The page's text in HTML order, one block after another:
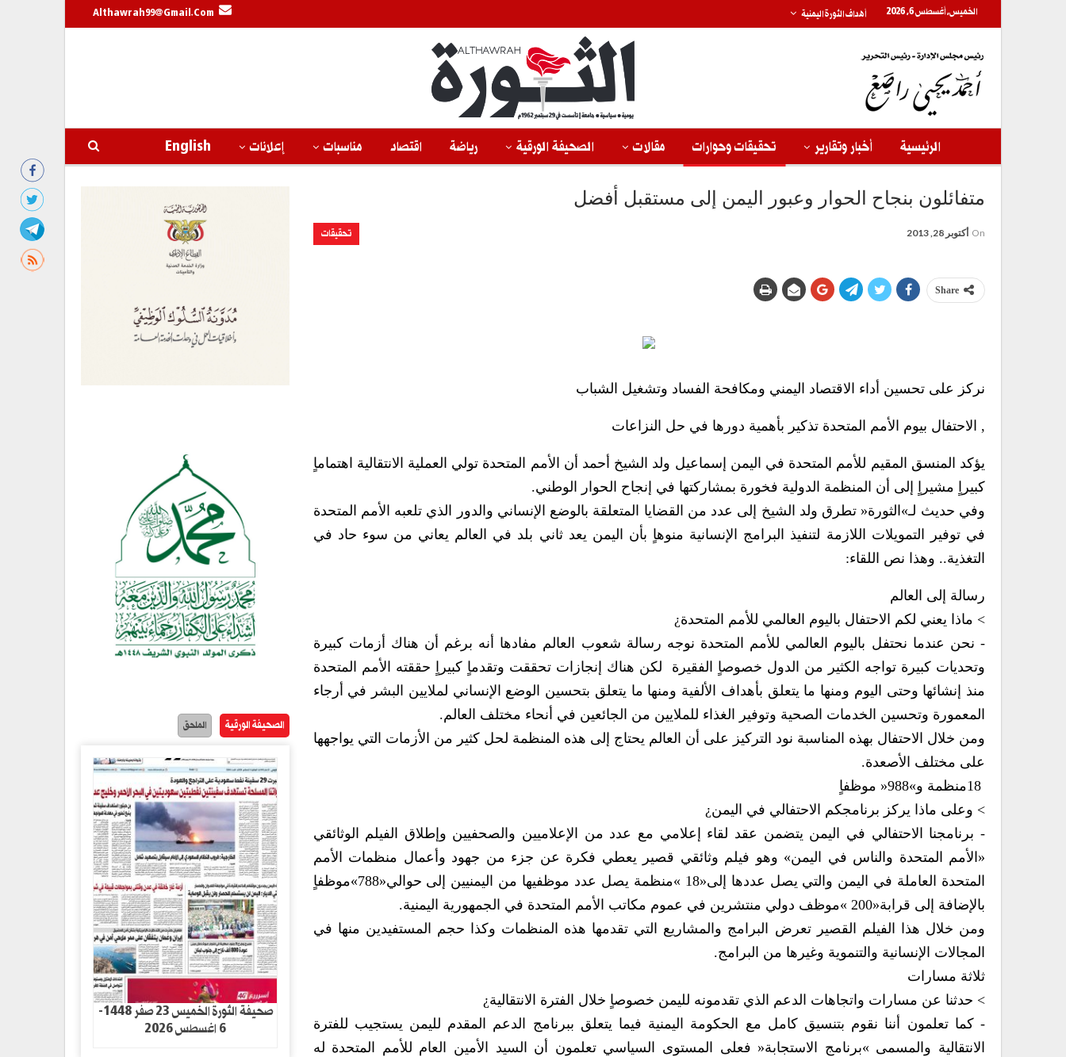
الخميس, أغسطس 6, 2026 أهداف الثورة اليمنية Althawrah99@gmail.com
الرئيسية أخبار وتقارير تحقيقات وحوارات مقالات الصحيفة الورقية رياضة اقتصاد مناسبات إعلانات English
متفائلون بنجاح الحوار وعبور اليمن إلى مستقبل أفضل
تحقيقات On أكتوبر 28, 2013
Share
نركز على تحسين أداء الاقتصاد اليمني‮ ‬ومكافحة الفساد وتشغيل الشباب
, الاحتفال بيوم الأمم المتحدة تذكير بأهمية دورها في‮ ‬حل النزاعات
يؤكد المنسق المقيم للأمم المتحدة في‮ ‬اليمن إسماعيل ولد الشيخ أحمد أن الأمم المتحدة تولي‮ ‬العملية الانتقالية اهتماماٍ‮
‬كبيراٍ‮ ‬مشيراٍ‮ ‬إلى أن المنظمة الدولية فخورة بمشاركتها في‮ ‬إنجاح الحوار الوطني‮.‬
وفي‮ ‬حديث لـ»الثورة‮« ‬تطرق ولد الشيخ إلى عدد من القضايا المتعلقة بالوضع الإنساني‮ ‬والدور الذي‮ ‬تلعبه الأمم المتحدة
في‮ ‬توفير التمويلات اللازمة لتنفيذ البرامج الإنسانية‮ ‬منوهاٍ‮ ‬بأن اليمن‮ ‬يعد ثاني‮ ‬بلد في‮ ‬العالم‮ ‬يعاني‮ ‬من سوء حاد في‮
‬التغذية‮.. ‬وهذا نص اللقاء‮:
رسالة إلى العالم
‮> ‬ماذا‮ ‬يعني‮ ‬لكم الاحتفال باليوم العالمي‮ ‬للأمم المتحدة¿
‮- ‬نحن عندما نحتفل باليوم العالمي‮ ‬للأمم المتحدة نوجه رسالة شعوب العالم مفادها أنه برغم أن هناك أزمات كبيرة
وتحديات كبيرة تواجه الكثير من الدول‮ ‬خصوصاٍ‮ ‬الفقيرة‮ ‬‮ ‬لكن هناك إنجازات تحققت وتقدماٍ‮ ‬كبيراٍ‮ ‬حققته الأمم المتحدة
منذ إنشائها وحتى اليوم‮ ‬ومنها ما‮ ‬يتعلق بأهداف الألفية ومنها ما‮ ‬يتعلق بتحسين الوضع الإنساني‮ ‬لملايين البشر في‮ ‬أرجاء
المعمورة وتحسين الخدمات الصحية وتوفير الغذاء للملايين من الجائعين في‮ ‬أنحاء مختلف العالم‮.‬
ومن خلال الاحتفال بهذه المناسبة نود التركيز على أن العالم‮ ‬يحتاج إلى هذه المنظمة لحل كثير من الأزمات التي‮ ‬يواجهها
على مختلف الأصعدة‮.‬
‮> ‬وعلى ماذا‮ ‬يركز برنامجكم الاحتفالي‮ ‬في‮ ‬اليمن¿
«‬الأمم المتحدة والناس في‮ ‬اليمن‮» ‬وهو فيلم وثائقي‮ ‬قصير‮ ‬يعطي‮ ‬فكرة عن جزء من جهود وأعمال منظمات الأمم
‬بالإضافة إلى قرابة‮ »‬200‮«‬موظف دولي‮ ‬منتشرين في‮ ‬عموم مكاتب الأمم المتحدة في‮ ‬الجمهورية اليمنية‮.‬
‬المجالات الإنسانية والتنموية وغيرها من البرامج‮.‬
ثلاثة مسارات
‮> ‬حدثنا عن مسارات واتجاهات الدعم الذي‮ ‬تقدمونه لليمن‮ ‬خصوصاٍ‮ ‬خلال الفترة الانتقالية¿
‮- ‬كما تعلمون أننا نقوم بتنسيق كامل مع الحكومة اليمنية فيما‮ ‬يتعلق ببرنامج الدعم المقدم لليمن‮ ‬يستجيب للفترة
الانتقالية والمسمى‮ »‬برنامج الاستجابة‮« ‬فعلى المستوى السياسي‮ ‬تعلمون أن السيد الأمين العام للأمم المتحدة له
الصحيفة الورقية الملحق
صحيفة الثورة الخميس 23 صفر 1448-
6 اغسطس 2026